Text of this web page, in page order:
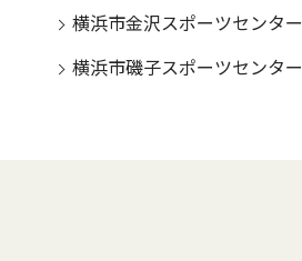
横浜市金沢スポーツセンター
横浜市磯子スポーツセンター